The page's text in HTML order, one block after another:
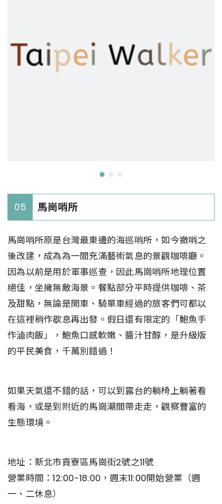
05 馬崗哨所
馬崗哨所原是台灣最東邊的海巡哨所，如今撤哨之
後改建，成為為一間充滿藝術氣息的景觀咖啡廳。
因為以前是用於軍事巡查，因此馬崗哨所地理位置
絕佳，坐擁無敵海景。餐點部分平時提供咖啡、茶
及甜點，無論是開車、騎單車經過的旅客們可都以
在這裡稍作歇息再出發。假日還有限定的「鮑魚手
作滷肉飯」，鮑魚口感軟嫩、醬汁甘醇，是升級版
的平民美食，千萬別錯過！
如果天氣還不錯的話，可以到露台的躺椅上躺著看
看海，或是到附近的馬崗潮間帶走走，觀察豐富的
生態環境。
地址：新北市貢寮區馬崗街2號之11號
營業時間：12:00-18:00，週末11:00開始營業（週
一、二休息）